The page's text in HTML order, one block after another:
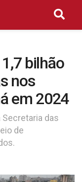
bilhão
nos
em 2024
das
de